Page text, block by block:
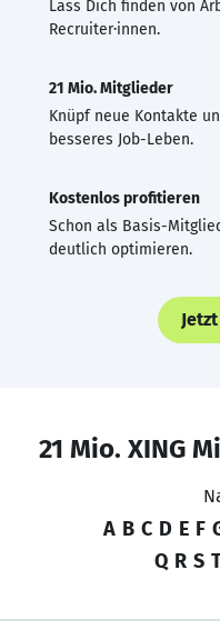
Lass Dich finden von
Recruiter·innen.
21 Mio. Mitglieder
Knüpf neue Kontakte
besseres Job-Leben.
Kostenlos profitieren
Schon als Basis-
deutlich optimieren.
21 Mio. XING
A B C D E F
Q R S